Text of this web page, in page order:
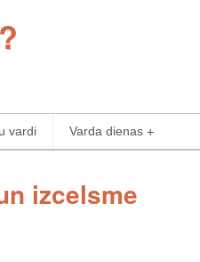
vardi Varda dienas
izcelsme